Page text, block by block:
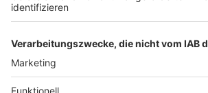
"Hürth im Sommer" startet
Anzeige